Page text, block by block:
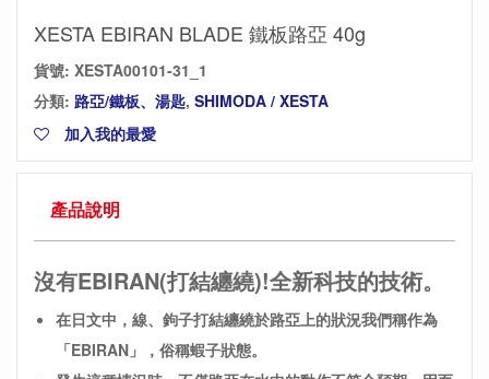
XESTA EBIRAN BLADE 鐵板路亞 40g
貨號: XESTA00101-31_1
分類: 路亞/鐵板、湯匙, SHIMODA / XESTA
加入我的最愛
產品說明
沒有EBIRAN(打結纏繞)!全新科技的技術。
在日文中，線、鉤子打結纏繞於路亞上的狀況我們稱作為
「EBIRAN」，俗稱蝦子狀態。